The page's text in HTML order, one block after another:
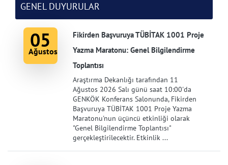
GENEL DUYURULAR
05
Ağustos
Fikirden Başvuruya TÜBİTAK 1001 Proje
Yazma Maratonu: Genel Bilgilendirme
Toplantısı
Araştırma Dekanlığı tarafından 11
Ağustos 2026 Salı günü saat 10:00'da
GENKÖK Konferans Salonunda, Fikirden
Başvuruya TÜBİTAK 1001 Proje Yazma
Maratonu'nun üçüncü etkinliği olarak
"Genel Bilgilendirme Toplantısı"
gerçekleştirilecektir. Etkinlik ...